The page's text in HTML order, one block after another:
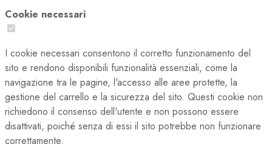
Cookie necessari
I cookie necessari consentono il corretto funzionamento del
sito e rendono disponibili funzionalità essenziali, come la
navigazione tra le pagine, l'accesso alle aree protette, la
gestione del carrello e la sicurezza del sito. Questi cookie non
richiedono il consenso dell'utente e non possono essere
disattivati, poiché senza di essi il sito potrebbe non funzionare
correttamente.